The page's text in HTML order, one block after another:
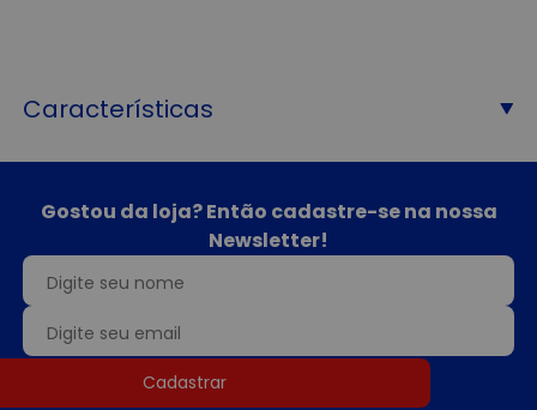
Características
Gostou da loja? Então cadastre-se na nossa
Newsletter!
Cadastrar